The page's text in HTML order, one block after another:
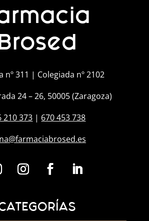
nº 311 | Colegiada nº 2102
24 – 26, 50005 (Zaragoza)
210 373 | 670 453 738